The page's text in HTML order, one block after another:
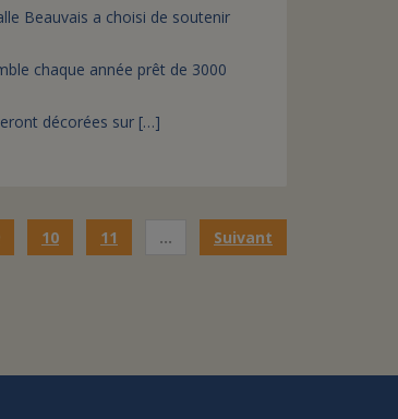
Beauvais a choisi de soutenir
chaque année prêt de 3000
décorées sur […]
10 11 … Suivant